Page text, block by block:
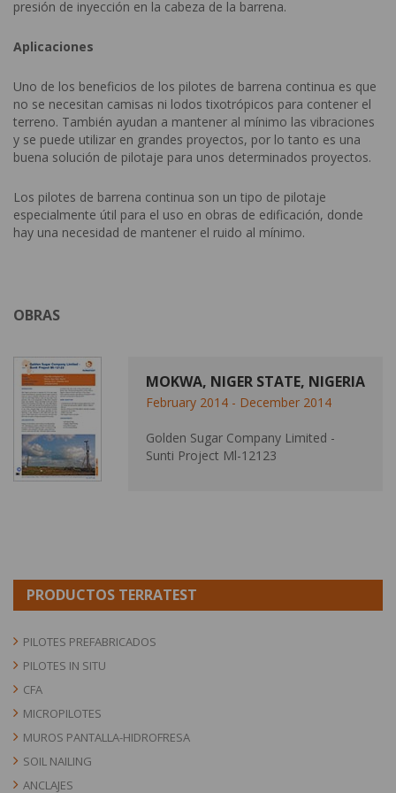
presión de inyección en la cabeza de la barrena.
Aplicaciones
Uno de los beneficios de los pilotes de barrena continua es que
no se necesitan camisas ni lodos tixotrópicos para contener el
terreno. También ayudan a mantener al mínimo las vibraciones
y se puede utilizar en grandes proyectos, por lo tanto es una
buena solución de pilotaje para unos determinados proyectos.
Los pilotes de barrena continua son un tipo de pilotaje
especialmente útil para el uso en obras de edificación, donde
hay una necesidad de mantener el ruido al mínimo.
OBRAS
MOKWA, NIGER STATE, NIGERIA
February 2014 - December 2014
Golden Sugar Company Limited -
Sunti Project Ml-12123
PRODUCTOS TERRATEST
PILOTES PREFABRICADOS
PILOTES IN SITU
CFA
MICROPILOTES
MUROS PANTALLA-HIDROFRESA
SOIL NAILING
ANCLAJES